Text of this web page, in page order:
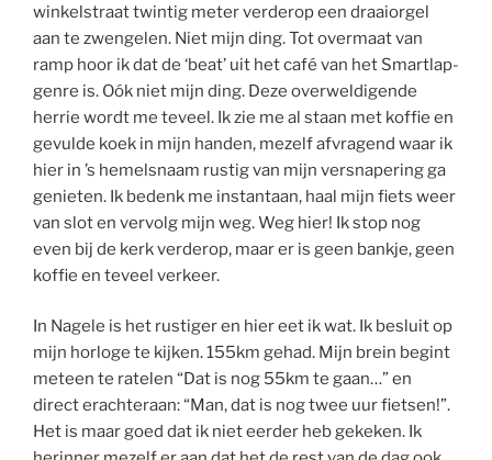
winkelstraat twintig meter verderop een draaiorgel
aan te zwengelen. Niet mijn ding. Tot overmaat van
ramp hoor ik dat de ‘beat’ uit het café van het Smartlap-
genre is. Oók niet mijn ding. Deze overweldigende
herrie wordt me teveel. Ik zie me al staan met koffie en
gevulde koek in mijn handen, mezelf afvragend waar ik
hier in ’s hemelsnaam rustig van mijn versnapering ga
genieten. Ik bedenk me instantaan, haal mijn fiets weer
van slot en vervolg mijn weg. Weg hier! Ik stop nog
even bij de kerk verderop, maar er is geen bankje, geen
koffie en teveel verkeer.
In Nagele is het rustiger en hier eet ik wat. Ik besluit op
mijn horloge te kijken. 155km gehad. Mijn brein begint
meteen te ratelen “Dat is nog 55km te gaan…” en
direct erachteraan: “Man, dat is nog twee uur fietsen!”.
Het is maar goed dat ik niet eerder heb gekeken. Ik